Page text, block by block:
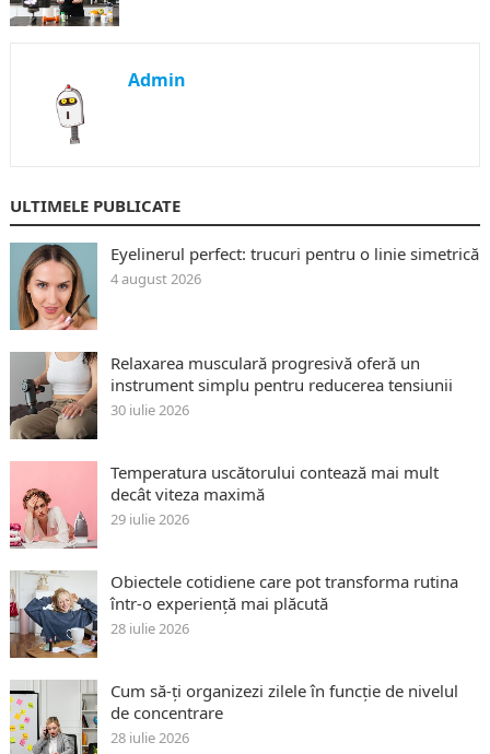
Admin
ULTIMELE PUBLICATE
Eyelinerul perfect: trucuri pentru o linie simetrică
4 august 2026
Relaxarea musculară progresivă oferă un
instrument simplu pentru reducerea tensiunii
30 iulie 2026
Temperatura uscătorului contează mai mult
decât viteza maximă
29 iulie 2026
Obiectele cotidiene care pot transforma rutina
într-o experiență mai plăcută
28 iulie 2026
Cum să-ți organizezi zilele în funcție de nivelul
de concentrare
28 iulie 2026